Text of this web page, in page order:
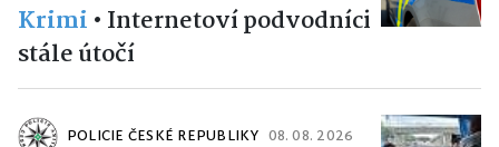
Krimi • Internetoví podvodníci
stále útočí
POLICIE ČESKÉ REPUBLIKY 08. 08. 2026